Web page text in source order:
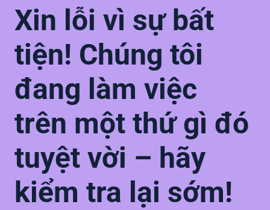
Xin lỗi vì sự bất
tiện! Chúng tôi
đang làm việc
trên một thứ gì đó
tuyệt vời – hãy
kiểm tra lại sớm!